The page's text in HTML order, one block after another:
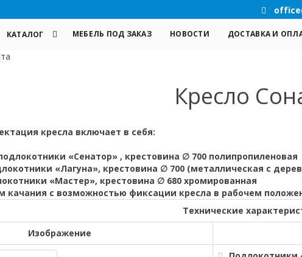
КАТАЛОГ МЕБЕЛЬ ПОД ЗАКАЗ НОВОСТИ ДОСТАВКА И
Кресло
кресла включает в себя:
«Сенатор» , крестовина ∅ 700 полипропиленовая
«Лагуна», крестовина ∅ 700 (металлическая с
«Мастер», крестовина ∅ 680 хромированная
качания с возможностью фиксации кресла в рабочем
Технические
Изображение